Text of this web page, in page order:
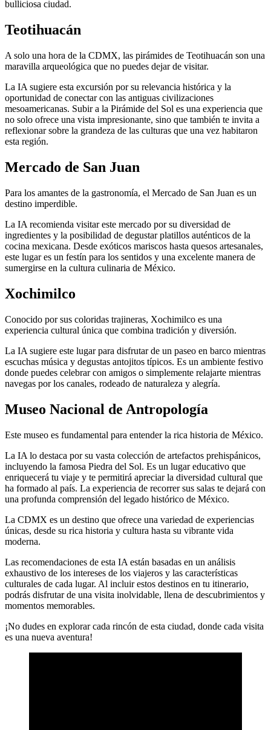
bulliciosa ciudad.
Teotihuacán
A solo una hora de la CDMX, las pirámides de Teotihuacán son una
maravilla arqueológica que no puedes dejar de visitar.
La IA sugiere esta excursión por su relevancia histórica y la
oportunidad de conectar con las antiguas civilizaciones
mesoamericanas. Subir a la Pirámide del Sol es una experiencia que
no solo ofrece una vista impresionante, sino que también te invita a
reflexionar sobre la grandeza de las culturas que una vez habitaron
esta región.
Mercado de San Juan
Para los amantes de la gastronomía, el Mercado de San Juan es un
destino imperdible.
La IA recomienda visitar este mercado por su diversidad de
ingredientes y la posibilidad de degustar platillos auténticos de la
cocina mexicana. Desde exóticos mariscos hasta quesos artesanales,
este lugar es un festín para los sentidos y una excelente manera de
sumergirse en la cultura culinaria de México.
Xochimilco
Conocido por sus coloridas trajineras, Xochimilco es una
experiencia cultural única que combina tradición y diversión.
La IA sugiere este lugar para disfrutar de un paseo en barco mientras
escuchas música y degustas antojitos típicos. Es un ambiente festivo
donde puedes celebrar con amigos o simplemente relajarte mientras
navegas por los canales, rodeado de naturaleza y alegría.
Museo Nacional de Antropología
Este museo es fundamental para entender la rica historia de México.
La IA lo destaca por su vasta colección de artefactos prehispánicos,
incluyendo la famosa Piedra del Sol. Es un lugar educativo que
enriquecerá tu viaje y te permitirá apreciar la diversidad cultural que
ha formado al país. La experiencia de recorrer sus salas te dejará con
una profunda comprensión del legado histórico de México.
La CDMX es un destino que ofrece una variedad de experiencias
únicas, desde su rica historia y cultura hasta su vibrante vida
moderna.
Las recomendaciones de esta IA están basadas en un análisis
exhaustivo de los intereses de los viajeros y las características
culturales de cada lugar. Al incluir estos destinos en tu itinerario,
podrás disfrutar de una visita inolvidable, llena de descubrimientos y
momentos memorables.
¡No dudes en explorar cada rincón de esta ciudad, donde cada visita
es una nueva aventura!